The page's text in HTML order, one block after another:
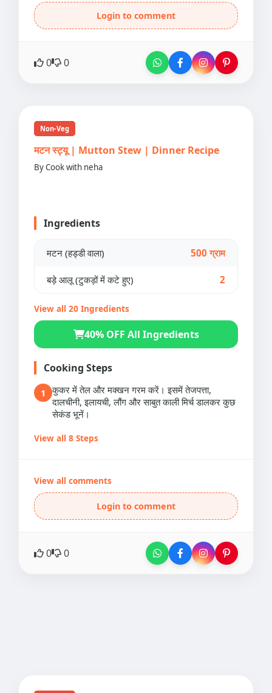
Login to comment
0 0
Non-Veg
मटन स्ट्यू | Mutton Stew | Dinner Recipe
By Cook with neha
Ingredients
मटन (हड्डी वाला) 500 ग्राम
बड़े आलू (टुकड़ों में कटे हुए) 2
View all 20 Ingredients
40% OFF All Ingredients
Cooking Steps
1
कुकर में तेल और मक्खन गरम करें। इसमें तेजपत्ता,
दालचीनी, इलायची, लौंग और साबुत काली मिर्च डालकर कुछ
सेकंड भूनें।
View all 8 Steps
View all comments
Login to comment
0 0